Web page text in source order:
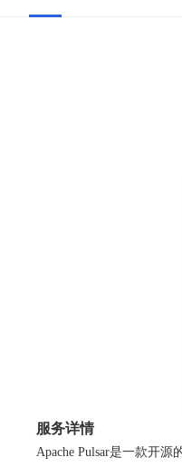
服务详情
Apache Pulsar是一款开